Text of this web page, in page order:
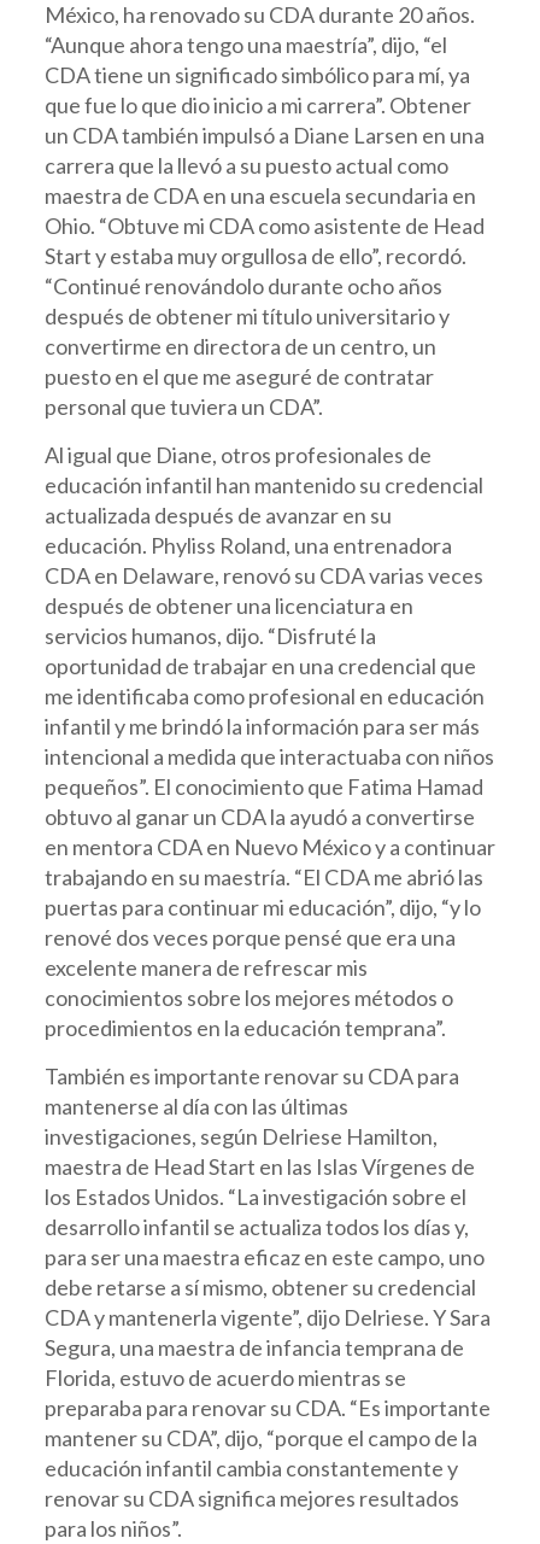
México, ha renovado su CDA durante 20 años.
“Aunque ahora tengo una maestría”, dijo, “el
CDA tiene un significado simbólico para mí, ya
que fue lo que dio inicio a mi carrera”. Obtener
un CDA también impulsó a Diane Larsen en una
carrera que la llevó a su puesto actual como
maestra de CDA en una escuela secundaria en
Ohio. “Obtuve mi CDA como asistente de Head
Start y estaba muy orgullosa de ello”, recordó.
“Continué renovándolo durante ocho años
después de obtener mi título universitario y
convertirme en directora de un centro, un
puesto en el que me aseguré de contratar
personal que tuviera un CDA”.
Al igual que Diane, otros profesionales de
educación infantil han mantenido su credencial
actualizada después de avanzar en su
educación. Phyliss Roland, una entrenadora
CDA en Delaware, renovó su CDA varias veces
después de obtener una licenciatura en
servicios humanos, dijo. “Disfruté la
oportunidad de trabajar en una credencial que
me identificaba como profesional en educación
infantil y me brindó la información para ser más
intencional a medida que interactuaba con niños
pequeños”. El conocimiento que Fatima Hamad
obtuvo al ganar un CDA la ayudó a convertirse
en mentora CDA en Nuevo México y a continuar
trabajando en su maestría. “El CDA me abrió las
puertas para continuar mi educación”, dijo, “y lo
renové dos veces porque pensé que era una
excelente manera de refrescar mis
conocimientos sobre los mejores métodos o
procedimientos en la educación temprana”.
También es importante renovar su CDA para
mantenerse al día con las últimas
investigaciones, según Delriese Hamilton,
maestra de Head Start en las Islas Vírgenes de
los Estados Unidos. “La investigación sobre el
desarrollo infantil se actualiza todos los días y,
para ser una maestra eficaz en este campo, uno
debe retarse a sí mismo, obtener su credencial
CDA y mantenerla vigente”, dijo Delriese. Y Sara
Segura, una maestra de infancia temprana de
Florida, estuvo de acuerdo mientras se
preparaba para renovar su CDA. “Es importante
mantener su CDA”, dijo, “porque el campo de la
educación infantil cambia constantemente y
renovar su CDA significa mejores resultados
para los niños”.